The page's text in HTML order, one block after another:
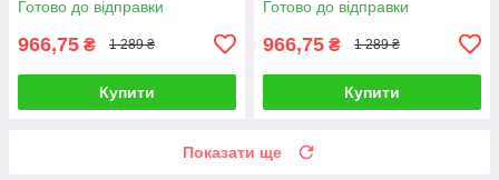
Готово до відправки
966,75 ₴ 1 289 ₴
Купити
Готово до відправки
966,75 ₴ 1 289 ₴
Купити
Показати ще